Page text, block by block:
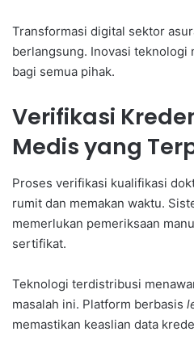
Transformasi digital sektor
berlangsung. Inovasi teknologi
bagi semua pihak.
Verifikasi
Medis yang
Proses verifikasi kualifikasi
rumit dan memakan waktu.
memerlukan pemeriksaan
sertifikat.
Teknologi terdistribusi
masalah ini. Platform berbasis
memastikan keaslian data